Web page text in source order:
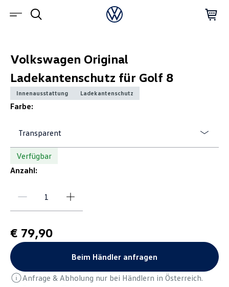
Volkswagen Original
Ladekantenschutz für Golf 8
Innenausstattung Ladekantenschutz
Farbe:
Transparent
Verfügbar
Anzahl:
€ 79,90
Beim Händler anfragen
Anfrage & Abholung nur bei Händlern in Österreich.